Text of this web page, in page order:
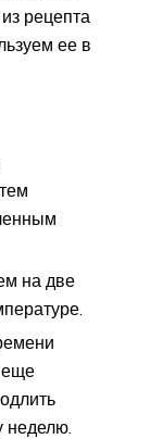
рецепта
ее в
на две
еще
неделю.